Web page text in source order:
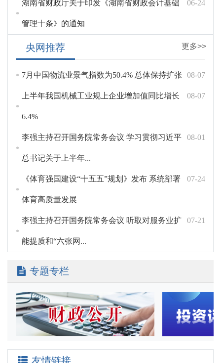
06-24
湖南省财政厅关于印发《湖南省财政会计基础
管理十条》的通知
央网推荐 更多>>
08-07
7月中国物流业景气指数为50.4% 总体保持扩张
08-07
上半年我国机械工业规上企业增加值同比增长
6.4%
08-01
李强主持召开国务院常务会议 学习贯彻习近平
总书记关于上半年...
07-24
《体育强国建设“十五五”规划》发布 系统部署
体育高质量发展
07-21
李强主持召开国务院常务会议 听取对服务业扩
能提质和“六张网...
专题专栏
友情链接